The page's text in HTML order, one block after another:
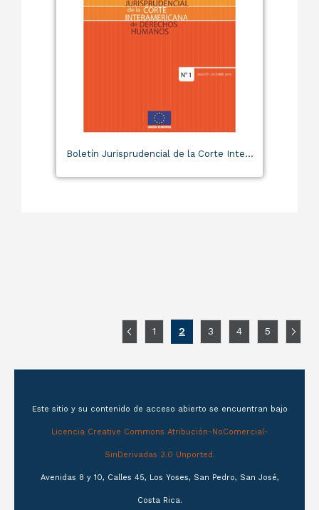
Boletín Jurisprudencial de la Corte Inte...
1 2 3 4 5
Este sitio y su contenido de acceso abierto se encuentran bajo
Licencia Creative Commons Atribución-NoComercial-
SinDerivadas 3.0 Unported.
Avenidas 8 y 10, Calles 45, Los Yoses, San Pedro, San José,
Costa Rica.